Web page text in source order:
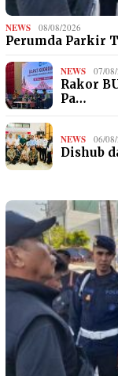
NEWS 08/08/2026
Perumda Parkir
NEWS 07/
Rakor
Pa…
NEWS 06/
Dishub